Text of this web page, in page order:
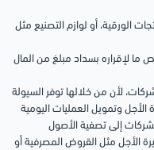
الورقية، أو لوازم التصنيع مثل
لإقراره بسداد مبلغ من المال
لأن من خلالها توفر السيولة
الأجل وتمويل العمليات اليومية
إلى تصفية الأصول
الأجل مثل القروض المصرفية أو